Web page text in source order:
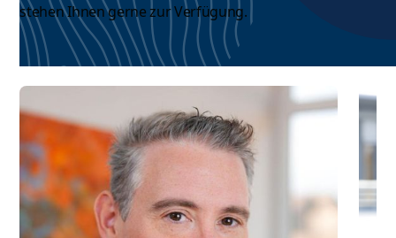
stehen Ihnen gerne zur Verfügung.